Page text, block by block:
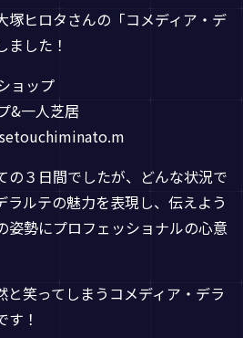
塚ヒロタさんの「コメディア・デ
ました！
ョップ
&一人芝居
の３日間でしたが、どんな状況で
ラルテの魅力を表現し、伝えよう
姿勢にプロフェッショナルの心意
と笑ってしまうコメディア・デラ
！